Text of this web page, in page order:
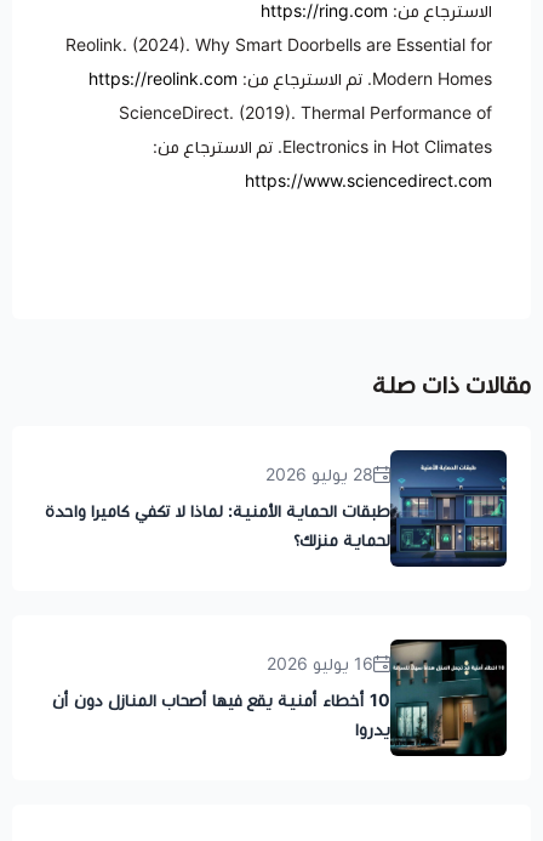
الاسترجاع من:
Reolink. (2024). Why Smart Doorbells are Essential for
Modern Homes. تم الاسترجاع من:
ScienceDirect. (2019). Thermal Performance of
Electronics in Hot Climates. تم الاسترجاع من:
https://www.sciencedirect.com
مقالات ذات صلة
28 يوليو 2026
طبقات الحماية الأمنية: لماذا لا تكفي كاميرا واحدة
لحماية منزلك؟
16 يوليو 2026
10 أخطاء أمنية يقع فيها أصحاب المنازل دون أن
يدروا